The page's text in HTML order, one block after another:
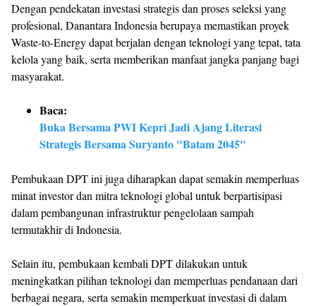
Dengan pendekatan investasi strategis dan proses seleksi yang
profesional, Danantara Indonesia berupaya memastikan proyek
Waste-to-Energy dapat berjalan dengan teknologi yang tepat, tata
kelola yang baik, serta memberikan manfaat jangka panjang bagi
masyarakat.
Baca:
Buka Bersama PWI Kepri Jadi Ajang Literasi
Strategis Bersama Suryanto "Batam 2045"
Pembukaan DPT ini juga diharapkan dapat semakin memperluas
minat investor dan mitra teknologi global untuk berpartisipasi
dalam pembangunan infrastruktur pengelolaan sampah
termutakhir di Indonesia.
Selain itu, pembukaan kembali DPT dilakukan untuk
meningkatkan pilihan teknologi dan memperluas pendanaan dari
berbagai negara, serta semakin memperkuat investasi di dalam